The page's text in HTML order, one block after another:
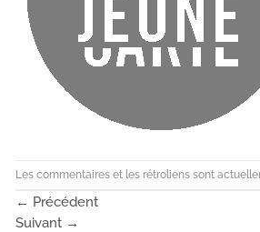
Les commentaires et les rétroliens sont
← Précédent
Suivant →